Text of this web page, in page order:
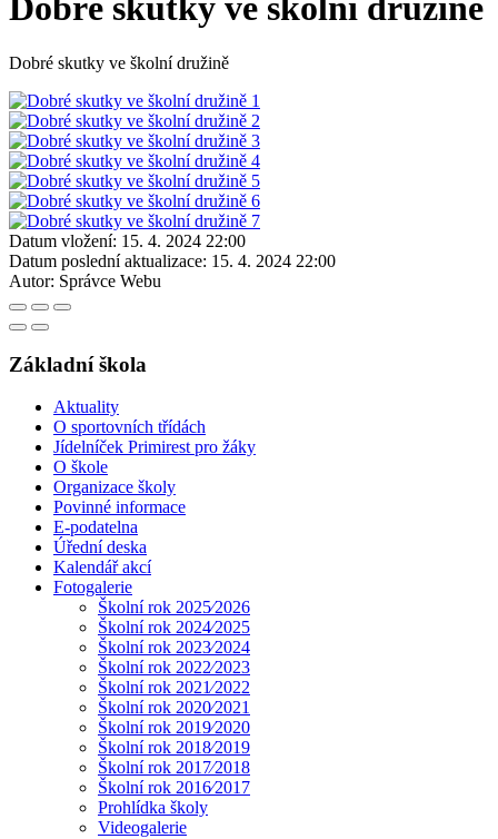
Dobré skutky ve školní družině
Dobré skutky ve školní družině
Datum vložení: 15. 4. 2024 22:00
Datum poslední aktualizace: 15. 4. 2024 22:00
Autor: Správce Webu
Základní škola
Aktuality
O sportovních třídách
Jídelníček Primirest pro žáky
O škole
Organizace školy
Povinné informace
E-podatelna
Úřední deska
Kalendář akcí
Fotogalerie
Školní rok 2025⁄2026
Školní rok 2024⁄2025
Školní rok 2023⁄2024
Školní rok 2022⁄2023
Školní rok 2021⁄2022
Školní rok 2020⁄2021
Školní rok 2019⁄2020
Školní rok 2018⁄2019
Školní rok 2017⁄2018
Školní rok 2016⁄2017
Prohlídka školy
Videogalerie